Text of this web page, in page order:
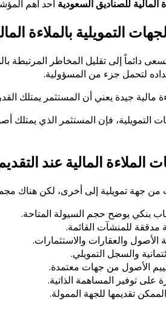
المالية للصناديق السعودية أحد أهم
التمويلية بالملاءة
دائماً إلى تقليل المخاطر المرتبطة
لتحمل جزء من المسؤولية.
مالية جيدة يعني أن المستثمر يمتلك
التمويلية، فإن المستثمر الذي يمتلك
الملاءة المالية عند
من جهة تمويلية إلى أخرى، لكن هناك
يوضح حجم السيولة المتاحة.
مدققة للمنشآت القائمة.
الأصول والعقارات والاستثمارات.
والسجل التمويلي.
الأصول من جهات معتمدة.
على توفير المساهمة الذاتية.
تقديمها للجهة الممولة.